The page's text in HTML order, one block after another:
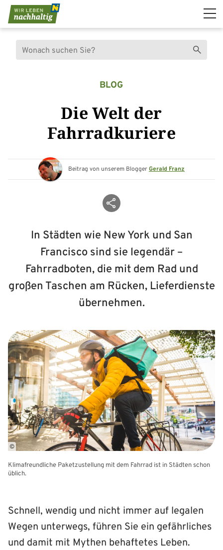
Navigation überspringen
Suche Suchen
BLOG
Die Welt der
Fahrradkuriere
Beitrag von unserem BloggerGerald Franz
Beitrag teilen
In Städten wie New York und San
Francisco sind sie legendär –
Fahrradboten, die mit dem Rad und
großen Taschen am Rücken, Lieferdienste
übernehmen.
©
Klimafreundliche Paketzustellung mit dem Fahrrad ist in Städten schon
üblich.
Schnell, wendig und nicht immer auf legalen
Wegen unterwegs, führen Sie ein gefährliches
und damit mit Mythen behaftetes Leben.